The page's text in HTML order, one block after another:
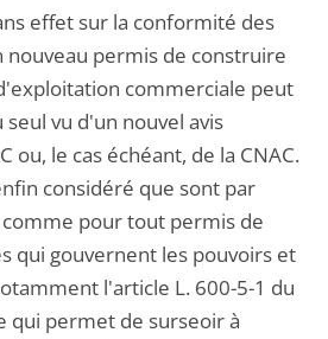
effet sur la conformité des
nouveau permis de construire
commerciale peut
vu d'un nouvel avis
ou, le cas échéant, de la CNAC.
considéré que sont par
pour tout permis de
qui gouvernent les pouvoirs et
l'article L. 600-5-1 du
qui permet de surseoir à